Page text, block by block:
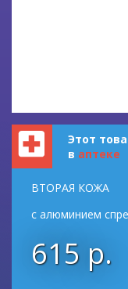
Этот
в аптеке
ВТОРАЯ КОЖА
с алюминием
615 р.